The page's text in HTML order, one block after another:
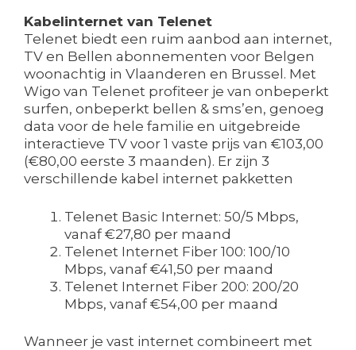
Kabelinternet van Telenet
Telenet biedt een ruim aanbod aan internet,
TV en Bellen abonnementen voor Belgen
woonachtig in Vlaanderen en Brussel. Met
Wigo van Telenet profiteer je van onbeperkt
surfen, onbeperkt bellen & sms’en, genoeg
data voor de hele familie en uitgebreide
interactieve TV voor 1 vaste prijs van €103,00
(€80,00 eerste 3 maanden). Er zijn 3
verschillende kabel internet pakketten
Telenet Basic Internet: 50/5 Mbps,
vanaf €27,80 per maand
Telenet Internet Fiber 100: 100/10
Mbps, vanaf €41,50 per maand
Telenet Internet Fiber 200: 200/20
Mbps, vanaf €54,00 per maand
Wanneer je vast internet combineert met